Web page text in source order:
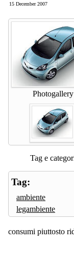
15 December 2007
Photogallery
Tag e
Tag:
ambiente
legambiente
consumi piuttosto